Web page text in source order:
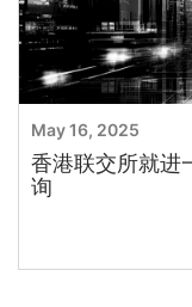
香港联交所就进
询
May 16, 2025